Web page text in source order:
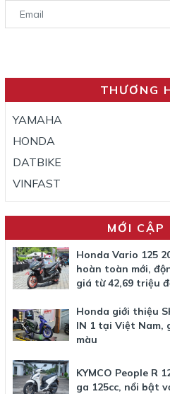
THƯƠNG
YAMAHA
HONDA
DATBIKE
VINFAST
MỚI CẬP
Honda Vario 125
hoàn toàn mới,
giá từ 42,69 triệu
Honda giới thiệu
IN 1 tại Việt Nam,
màu
KYMCO People R
ga 125cc, nổi bật